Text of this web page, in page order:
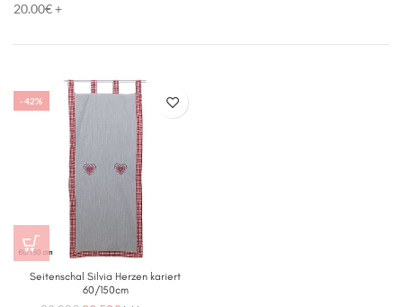
20.00€+
-42%
Seitenschal Silvia Herzen kariert
60/150cm